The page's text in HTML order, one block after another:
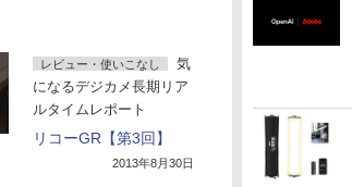
レビュー・使いこなし
気
になるデジカメ長期リア
ルタイムレポート
リコーGR【第3回】
2013年8月30日